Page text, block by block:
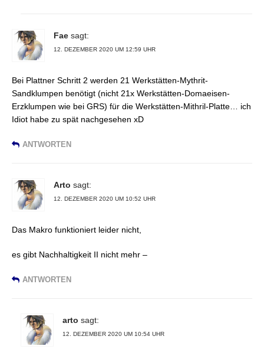
Fae sagt:
12. DEZEMBER 2020 UM 12:59 UHR
Bei Plattner Schritt 2 werden 21 Werkstätten-Mythrit-
Sandklumpen benötigt (nicht 21x Werkstätten-Domaeisen-
Erzklumpen wie bei GRS) für die Werkstätten-Mithril-Platte… ich
Idiot habe zu spät nachgesehen xD
ANTWORTEN
Arto sagt:
12. DEZEMBER 2020 UM 10:52 UHR
Das Makro funktioniert leider nicht,
es gibt Nachhaltigkeit II nicht mehr –
ANTWORTEN
arto sagt:
12. DEZEMBER 2020 UM 10:54 UHR